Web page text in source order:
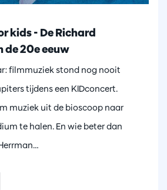
kids - De Richard
de 20e eeuw
filmmuziek stond nog nooit
tijdens een KIDconcert.
muziek uit de bioscoop naar
te halen. En wie beter dan